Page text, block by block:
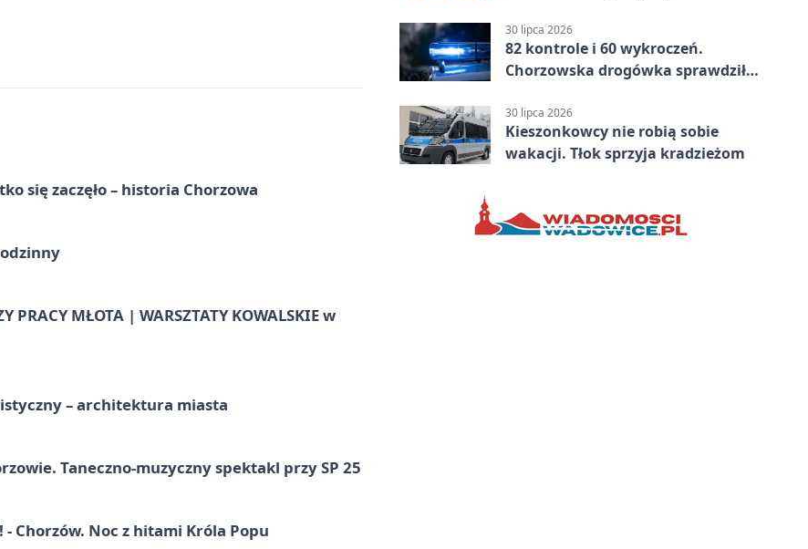
się zaczęło – historia Chorzowa
PRACY MŁOTA | WARSZTATY KOWALSKIE w
– architektura miasta
Taneczno-muzyczny spektakl przy SP 25
- Chorzów. Noc z hitami Króla Popu
30 lipca 2026
82 kontrole i 60 wykroczeń.
Chorzowska drogówka sprawdziła
30 lipca 2026
Kieszonkowcy nie robią sobie
wakacji. Tłok sprzyja kradzieżom